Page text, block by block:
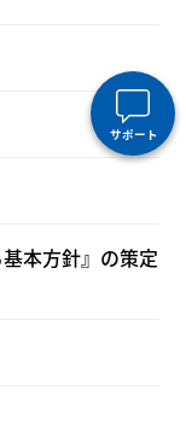
サポート
本方針』の策定